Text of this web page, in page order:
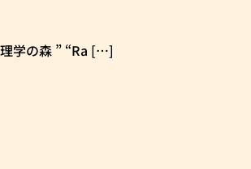
学の森 ” “Ra […]